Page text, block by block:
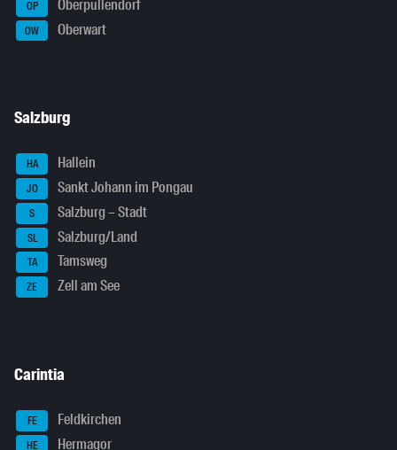
OP Oberpullendorf
OW Oberwart
Salzburg
HA Hallein
JO Sankt Johann im Pongau
S Salzburg – Stadt
SL Salzburg/Land
TA Tamsweg
ZE Zell am See
Carintia
FE Feldkirchen
HE Hermagor